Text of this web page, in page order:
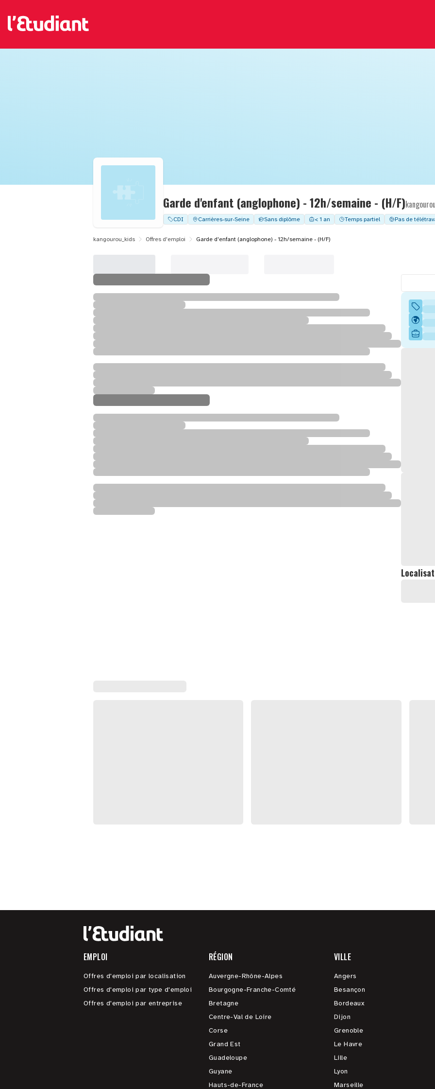
Garde d'enfant (anglophone) - 12h/semaine - (H/F)
CDI Carrières-sur-Seine Sans diplôme < 1 an Temps partiel Pas de
kangourou_kids Offres d'emploi Garde d'enfant (anglophone) - 12h/semaine - (H/F)
EMPLOI
Offres d'emploi par localisation
Offres d'emploi par type d'emploi
Offres d'emploi par entreprise
RÉGION
Auvergne-Rhône-Alpes
Bourgogne-Franche-Comté
Bretagne
Centre-Val de Loire
Corse
Grand Est
Guadeloupe
Guyane
Hauts-de-France
VILLE
Angers
Besançon
Bordeaux
Dijon
Grenoble
Le Havre
Lille
Lyon
Marseille